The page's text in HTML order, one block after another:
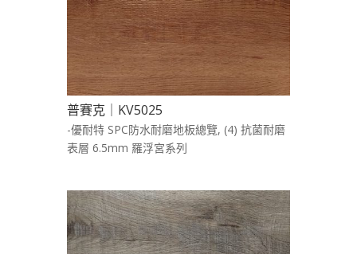
普賽克｜KV5025
-優耐特 SPC防水耐磨地板總覽, (4) 抗菌耐磨
表層 6.5mm 羅浮宮系列